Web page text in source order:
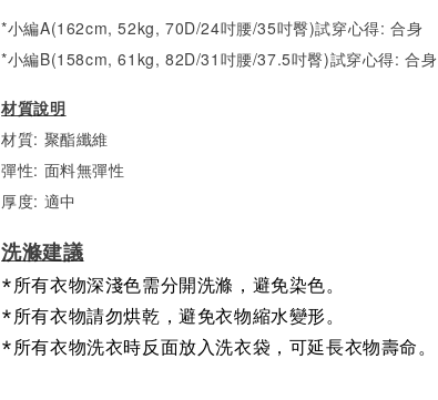
*小編A(162cm, 52kg, 70D/24吋腰/35吋臀)試穿心得: 合身
*小編B(158cm, 61kg, 82D/31吋腰/37.5吋臀)試穿心得:合身
材質說明
材質: 聚酯纖維
彈性: 面料無彈性
厚度: 適中
洗滌建議
*所有衣物深淺色需分開洗滌，避免染色。
*所有衣物請勿烘乾，避免衣物縮水變形。
*所有衣物洗衣時反面放入洗衣袋，可延長衣物壽命。